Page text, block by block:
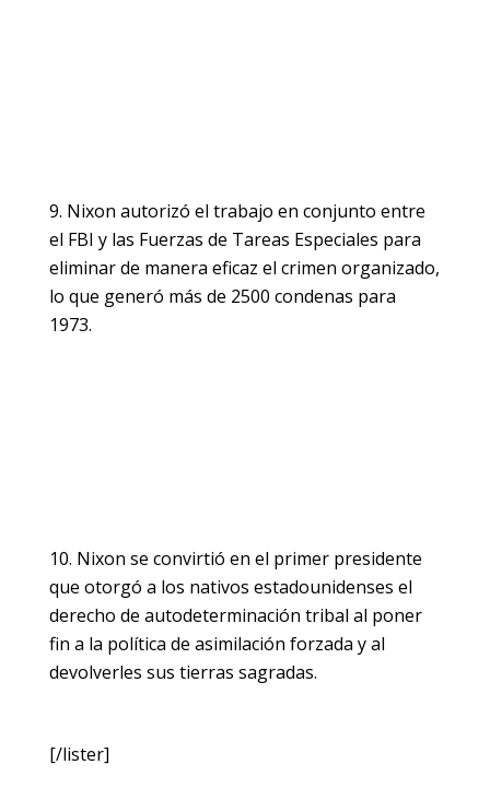
Nixon autorizó el trabajo en conjunto entre
el FBI y las Fuerzas de Tareas Especiales para
eliminar de manera eficaz el crimen organizado,
lo que generó más de 2500 condenas para
1973.
Nixon se convirtió en el primer presidente
que otorgó a los nativos estadounidenses el
derecho de autodeterminación tribal al poner
fin a la política de asimilación forzada y al
devolverles sus tierras sagradas.
[/lister]